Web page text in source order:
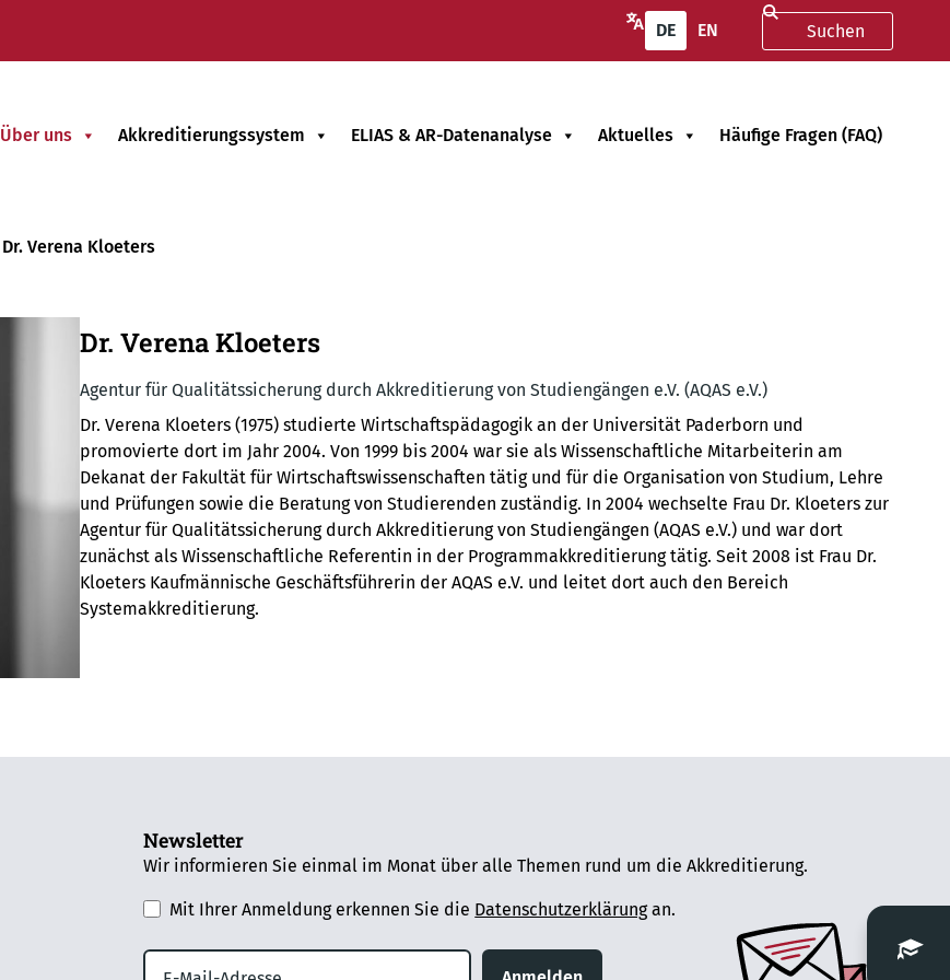
DE EN
Über uns Akkreditierungssystem ELIAS & AR-Datenanalyse Aktuelles Häufige Fragen (FAQ)
Dr. Verena Kloeters
Dr. Verena Kloeters
Agentur für Qualitätssicherung durch Akkreditierung von Studiengängen e.V. (AQAS e.V.)
Dr. Verena Kloeters (1975) studierte Wirtschaftspädagogik an der Universität Paderborn und
promovierte dort im Jahr 2004. Von 1999 bis 2004 war sie als Wissenschaftliche Mitarbeiterin am
Dekanat der Fakultät für Wirtschaftswissenschaften tätig und für die Organisation von Studium, Lehre
und Prüfungen sowie die Beratung von Studierenden zuständig. In 2004 wechselte Frau Dr. Kloeters zur
Agentur für Qualitätssicherung durch Akkreditierung von Studiengängen (AQAS e.V.) und war dort
zunächst als Wissenschaftliche Referentin in der Programmakkreditierung tätig. Seit 2008 ist Frau Dr.
Kloeters Kaufmännische Geschäftsführerin der AQAS e.V. und leitet dort auch den Bereich
Systemakkreditierung.
Newsletter
Wir informieren Sie einmal im Monat über alle Themen rund um die Akkreditierung.
Mit Ihrer Anmeldung erkennen Sie die Datenschutzerklärungan.